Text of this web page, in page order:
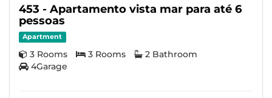
453 - Apartamento vista mar para até 6
pessoas
Apartment
3 Rooms 3 Rooms
2 Bathroom
4Garage